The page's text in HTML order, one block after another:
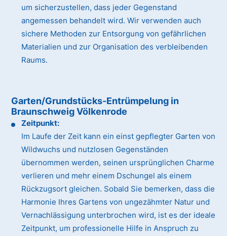
um sicherzustellen, dass jeder Gegenstand
angemessen behandelt wird. Wir verwenden auch
sichere Methoden zur Entsorgung von gefährlichen
Materialien und zur Organisation des verbleibenden
Raums.
Garten/Grundstücks-Entrümpelung in
Braunschweig Völkenrode
Zeitpunkt:
Im Laufe der Zeit kann ein einst gepflegter Garten von
Wildwuchs und nutzlosen Gegenständen
übernommen werden, seinen ursprünglichen Charme
verlieren und mehr einem Dschungel als einem
Rückzugsort gleichen. Sobald Sie bemerken, dass die
Harmonie Ihres Gartens von ungezähmter Natur und
Vernachlässigung unterbrochen wird, ist es der ideale
Zeitpunkt, um professionelle Hilfe in Anspruch zu